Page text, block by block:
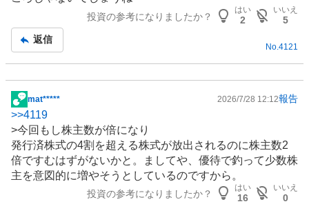
投資の参考になりましたか？
はい
2
いいえ
5
返信
No. 4121
掲
示
板
記
事
mat***** 2026/7/28 12:12報告
>>4119
>今回もし株主数が倍になり
発行済株式の4割を超える株式が放出されるのに株主数2
倍ですむはずがないかと。ましてや、優待で釣って少数株
主を意図的に増やそうとしているのですから。
投資の参考になりましたか？
はい
16
いいえ
0